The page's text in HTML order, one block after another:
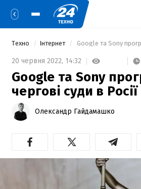
Техно Інтернет Google та Sony
20 червня 2022, 14:32
Google та Sony
чергові суди в Росії
Олександр Гайдамашко